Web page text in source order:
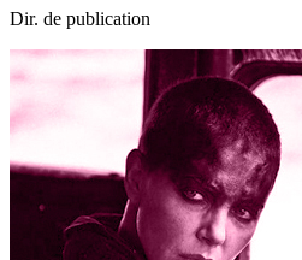
Dir. de publication